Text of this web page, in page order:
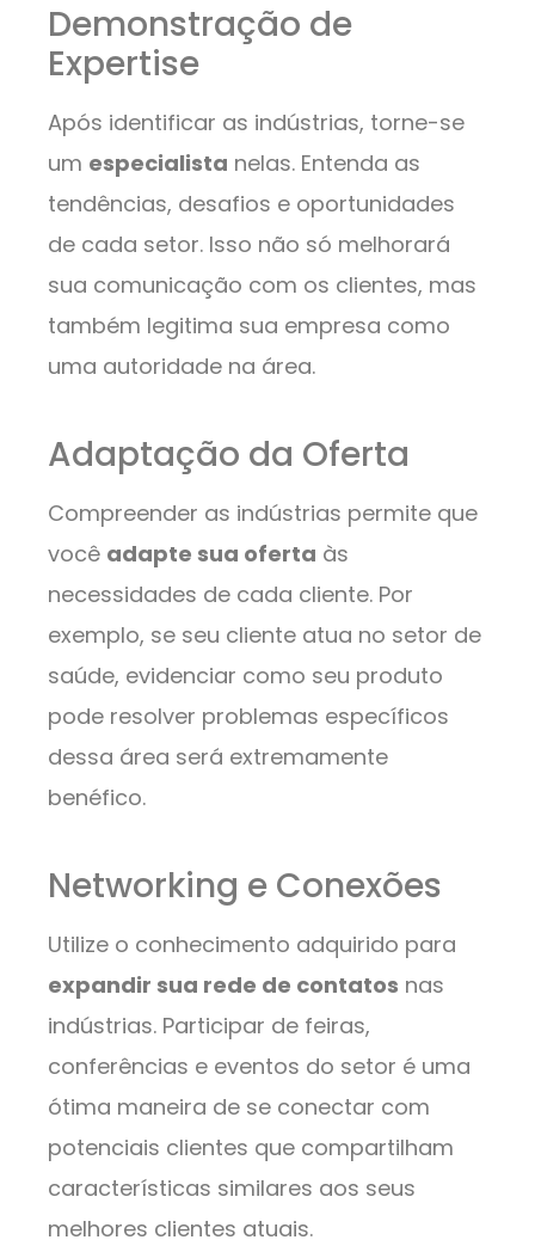
Demonstração de
Expertise
Após identificar as indústrias, torne-se
um especialista nelas. Entenda as
tendências, desafios e oportunidades
de cada setor. Isso não só melhorará
sua comunicação com os clientes, mas
também legitima sua empresa como
uma autoridade na área.
Adaptação da Oferta
Compreender as indústrias permite que
você adapte sua oferta às
necessidades de cada cliente. Por
exemplo, se seu cliente atua no setor de
saúde, evidenciar como seu produto
pode resolver problemas específicos
dessa área será extremamente
benéfico.
Networking e Conexões
Utilize o conhecimento adquirido para
expandir sua rede de contatos nas
indústrias. Participar de feiras,
conferências e eventos do setor é uma
ótima maneira de se conectar com
potenciais clientes que compartilham
características similares aos seus
melhores clientes atuais.